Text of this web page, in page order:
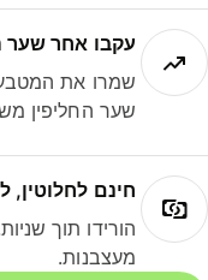
עקבו אחר שער
שמרו את
שער החליפין
חינם לחלוטין,
הורידו תוך
מעצבנות.